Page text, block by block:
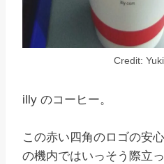
Credit:
illy のコーヒー。
この赤い四角のロゴの安
の機内ではいっそう際立っ